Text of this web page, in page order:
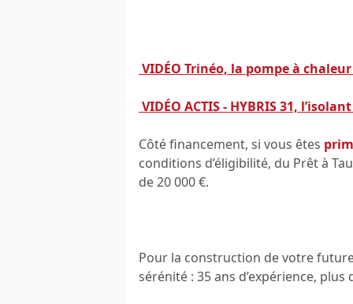
VIDÉO Trinéo, la pompe à chaleur
VIDÉO ACTIS - HYBRIS 31,
Côté financement, si vous êtes
conditions d’éligibilité, du Prêt à
de 20 000 €.
Pour la construction de votre
sérénité : 35 ans d’expérience,